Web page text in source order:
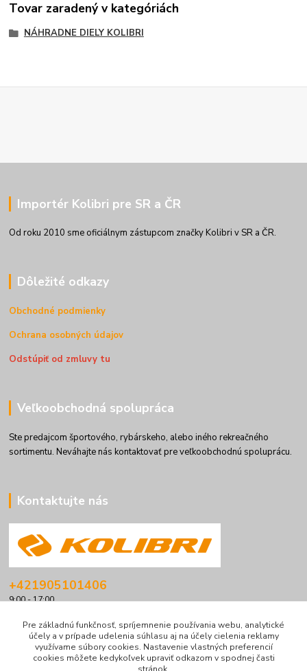
Tovar zaradený v kategóriách
NÁHRADNE DIELY KOLIBRI
Importér Kolibri pre SR a ČR
Od roku 2010 sme oficiálnym zástupcom značky Kolibri v SR a ČR.
Dôležité odkazy
Obchodné podmienky
Ochrana osobných údajov
Odstúpiť od zmluvy tu
Veľkoobchodná spolupráca
Ste predajcom športového, rybárskeho, alebo iného rekreačného
sortimentu. Neváhajte nás kontaktovať pre veľkoobchodnú spoluprácu.
Kontaktujte nás
+421905101406
9:00 - 17:00
info@kolibriboats.sk
Pre základnú funkčnosť, spríjemnenie používania webu, analytické
účely a v prípade udelenia súhlasu aj na účely cielenia reklamy
využívame súbory cookies. Nastavenie vlastných preferencií
cookies môžete kedykoľvek upraviť odkazom v spodnej časti